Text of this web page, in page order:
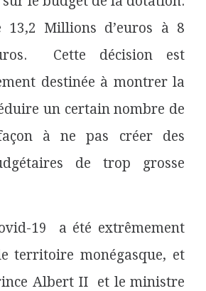
13,2 Millions d’euros à 8
Cette décision est
destinée à montrer la
un certain nombre de
à ne pas créer des
de trop grosse
19 a été extrêmement
territoire monégasque, et
Albert II
et le ministre